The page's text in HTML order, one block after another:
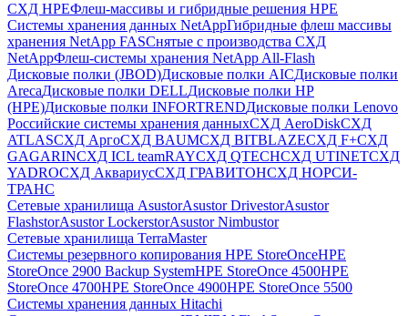
СХД HPEФлеш-массивы и гибридные решения HPE
Cистемы хранения данных NetAppГибридные флеш массивы
хранения NetApp FASСнятые с производства СХД
NetAppФлеш-системы хранения NetApp All-Flash
Дисковые полки (JBOD)Дисковые полки AICДисковые полки
ArecaДисковые полки DELLДисковые полки HP
(HPE)Дисковые полки INFORTRENDДисковые полки Lenovo
Российские системы хранения данныхСХД AeroDiskСХД
ATLASСХД AргоСХД BAUMСХД BITBLAZEСХД F+СХД
GAGARINСХД ICL teamRAYСХД QTECHСХД UTINETСХД
YADROСХД АквариусСХД ГРАВИТОНСХД НОРСИ-
ТРАНС
Сетевые хранилища AsustorAsustor DrivestorAsustor
FlashstorAsustor LockerstorAsustor Nimbustor
Сетевые хранилища TerraMaster
Системы резервного копирования HPE StoreOnceHPE
StoreOnce 2900 Backup SystemHPE StoreOnce 4500HPE
StoreOnce 4700HPE StoreOnce 4900HPE StoreOnce 5500
Системы хранения данных Hitachi